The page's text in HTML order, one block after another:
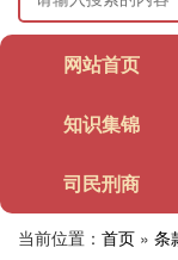
网站首页
知识集锦
司民刑商
当前位置： 首页 » 条